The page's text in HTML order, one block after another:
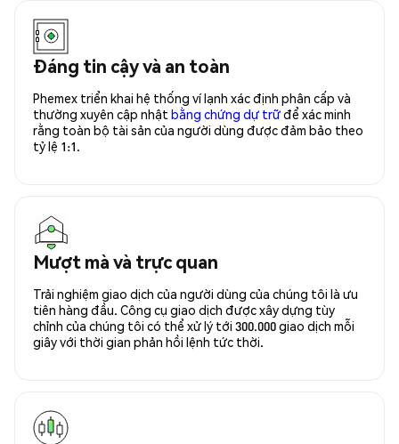
Đáng tin cậy và an toàn
Phemex triển khai hệ thống ví lạnh xác định phân cấp và
thường xuyên cập nhật bằng chứng dự trữđể xác minh
rằng toàn bộ tài sản của người dùng được đảm bảo theo
tỷ lệ 1:1.
Mượt mà và trực quan
Trải nghiệm giao dịch của người dùng của chúng tôi là ưu
tiên hàng đầu. Công cụ giao dịch được xây dựng tùy
chỉnh của chúng tôi có thể xử lý tới 300.000 giao dịch mỗi
giây với thời gian phản hồi lệnh tức thời.